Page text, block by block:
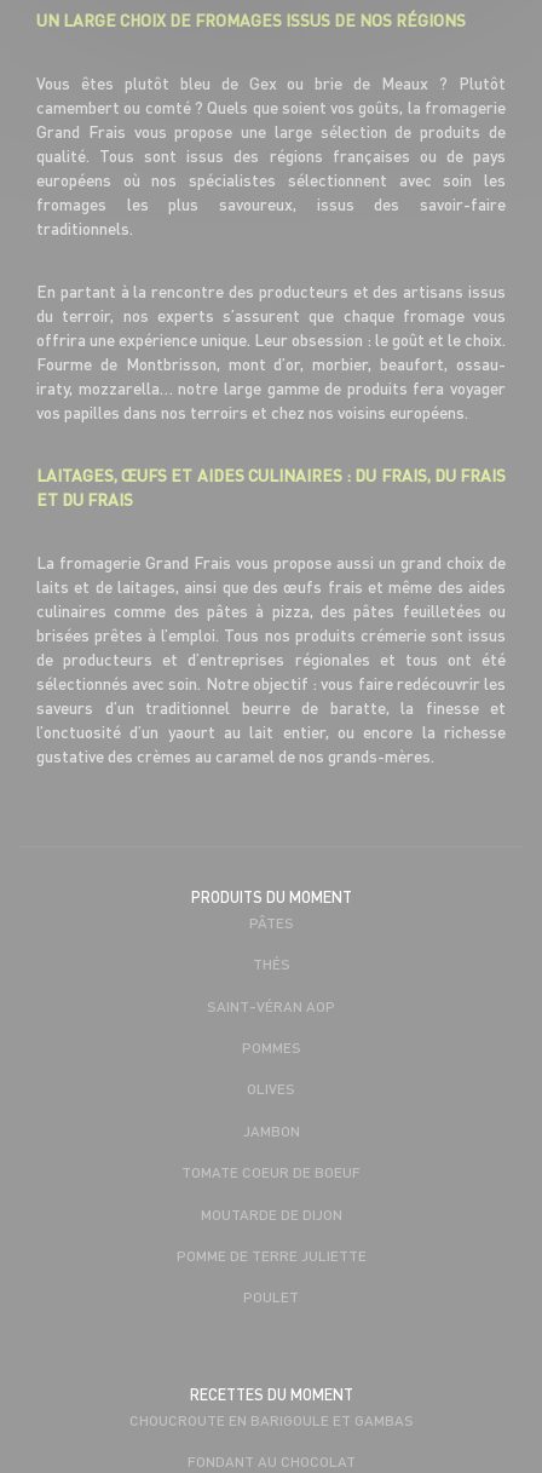
UN LARGE CHOIX DE FROMAGES ISSUS DE NOS RÉGIONS
Vous êtes plutôt bleu de Gex ou brie de Meaux ? Plutôt
camembert ou comté ? Quels que soient vos goûts, la fromagerie
Grand Frais vous propose une large sélection de produits de
qualité. Tous sont issus des régions françaises ou de pays
européens où nos spécialistes sélectionnent avec soin les
fromages les plus savoureux, issus des savoir-faire
traditionnels.
En partant à la rencontre des producteurs et des artisans issus
du terroir, nos experts s’assurent que chaque fromage vous
offrira une expérience unique. Leur obsession : le goût et le choix.
Fourme de Montbrisson, mont d’or, morbier, beaufort, ossau-
iraty, mozzarella… notre large gamme de produits fera voyager
vos papilles dans nos terroirs et chez nos voisins européens.
LAITAGES, ŒUFS ET AIDES CULINAIRES : DU FRAIS, DU FRAIS
ET DU FRAIS
La fromagerie Grand Frais vous propose aussi un grand choix de
laits et de laitages, ainsi que des œufs frais et même des aides
culinaires comme des pâtes à pizza, des pâtes feuilletées ou
brisées prêtes à l’emploi. Tous nos produits crémerie sont issus
de producteurs et d’entreprises régionales et tous ont été
sélectionnés avec soin. Notre objectif : vous faire redécouvrir les
saveurs d’un traditionnel beurre de baratte, la finesse et
l’onctuosité d’un yaourt au lait entier, ou encore la richesse
gustative des crèmes au caramel de nos grands-mères.
PRODUITS DU MOMENT
PÂTES
THÉS
SAINT-VÉRAN AOP
POMMES
OLIVES
JAMBON
TOMATE COEUR DE BOEUF
MOUTARDE DE DIJON
POMME DE TERRE JULIETTE
POULET
RECETTES DU MOMENT
CHOUCROUTE EN BARIGOULE ET GAMBAS
FONDANT AU CHOCOLAT